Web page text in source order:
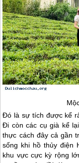
Đó là sự tích được kể
Đi còn các cụ già kể
thực cách đây cả gần
sống khi hồ thủy điện
khu vực cực kỳ rộng